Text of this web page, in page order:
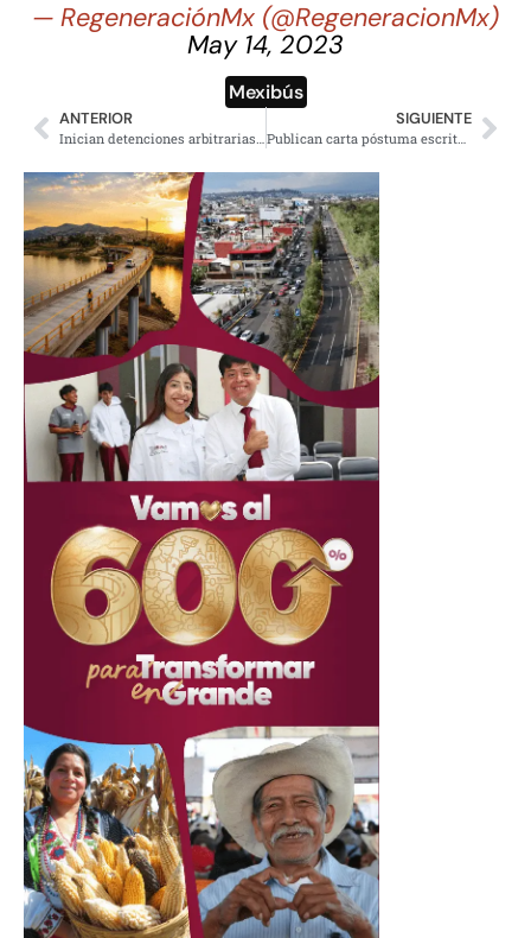
— RegeneraciónMx (@RegeneracionMx)
May 14, 2023
Mexibús
ANTERIOR
Inician detenciones arbitrarias en Puebla; reportan retención de Alejandro Torres Chocolatl
SIGUIENTE
Publican carta póstuma escrita por Hipólito Mora